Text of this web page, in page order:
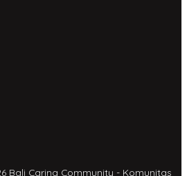
Bali Caring Community - Komunitas